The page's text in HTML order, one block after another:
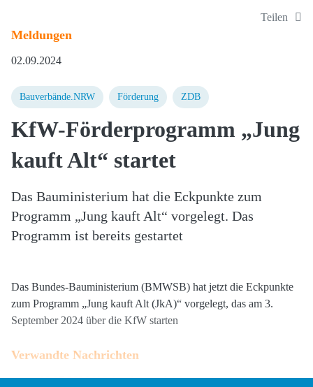
Teilen
Meldungen
02.09.2024
Bauverbände.NRW Förderung ZDB
KfW-Förderprogramm „Jung
kauft Alt“ startet
Das Bauministerium hat die Eckpunkte zum
Programm „Jung kauft Alt“ vorgelegt. Das
Programm ist bereits gestartet
Das Bundes-Bauministerium (BMWSB) hat jetzt die Eckpunkte
zum Programm „Jung kauft Alt (JkA)“ vorgelegt, das am 3.
September 2024 über die KfW starten
Verwandte Nachrichten
08.07.2026KfW verbessert Wohnungsbauförderung ab